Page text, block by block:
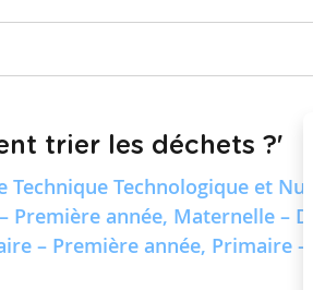
trier les déchets ?'
Technique Technologique et
Première année, Maternelle –
– Première année, Primaire